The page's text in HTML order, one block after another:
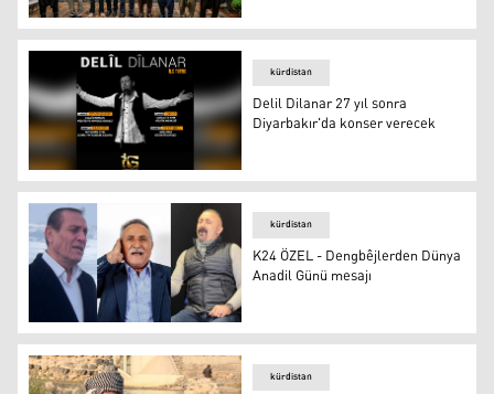
Diyarbakır'da 13 dengbêj ‘kültürel miras taşıyıcısı’ oldu
Delil Dilanar 27 yıl sonra Diyarbakır'da konser verecek
kürdistan
Delil Dilanar 27 yıl sonra
Diyarbakır'da konser verecek
Dengbêjler: Kazo, Mihemedê Beyro, Mihemedê Serhedê
kürdistan
K24 ÖZEL - Dengbêjlerden Dünya
Anadil Günü mesajı
kürdistan